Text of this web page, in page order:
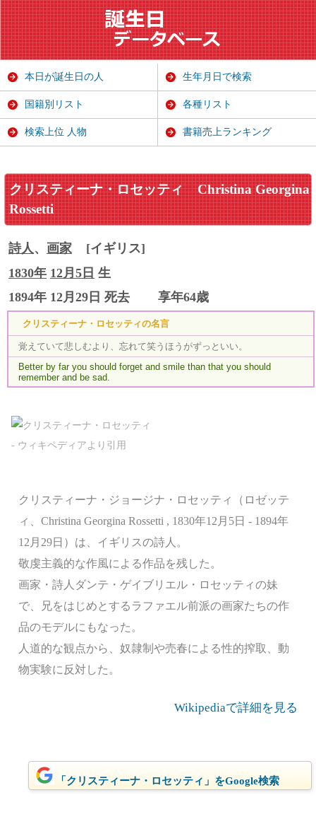
クリスティーナ・ロセッティ
Christina Georgina
Rossetti
詩人、 画家
[イギリス]
1830年 12月5日 生
1894年 12月29日 死去
享年64歳
クリスティーナ・ロセッティの名言
覚えていて悲しむより、忘れて笑うほうがずっといい。
Better by far you should forget and smile than that you should
remember and be sad.
クリスティーナ・ジョージナ・ロセッティ（ロゼッテ
ィ、Christina Georgina Rossetti , 1830年12月5日 - 1894年
12月29日）は、イギリスの詩人。
敬虔主義的な作風による作品を残した。
画家・詩人ダンテ・ゲイブリエル・ロセッティの妹
で、兄をはじめとするラファエル前派の画家たちの作
品のモデルにもなった。
人道的な観点から、奴隷制や売春による性的搾取、動
物実験に反対した。
Wikipediaで詳細を見る
「クリスティーナ・ロセッティ」をGoogle検索
本日が誕生日の人 生年月日で検索
国籍別リスト 各種リスト
検索上位 人物 書籍売上ランキング